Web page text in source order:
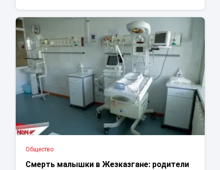
Общество
Смерть малышки в Жезказгане: родители